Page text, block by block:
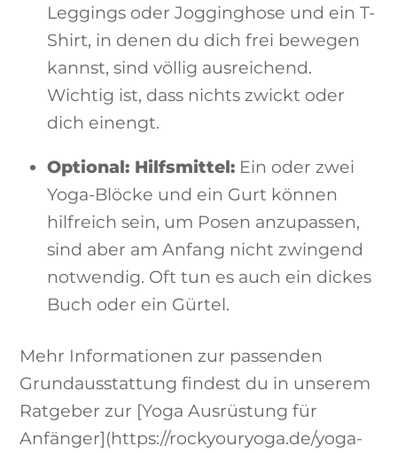
Leggings oder Jogginghose und ein T-
Shirt, in denen du dich frei bewegen
kannst, sind völlig ausreichend.
Wichtig ist, dass nichts zwickt oder
dich einengt.
Optional: Hilfsmittel: Ein oder zwei
Yoga-Blöcke und ein Gurt können
hilfreich sein, um Posen anzupassen,
sind aber am Anfang nicht zwingend
notwendig. Oft tun es auch ein dickes
Buch oder ein Gürtel.
Mehr Informationen zur passenden
Grundausstattung findest du in unserem
Ratgeber zur [Yoga Ausrüstung für
Anfänger](https://rockyouryoga.de/yoga-